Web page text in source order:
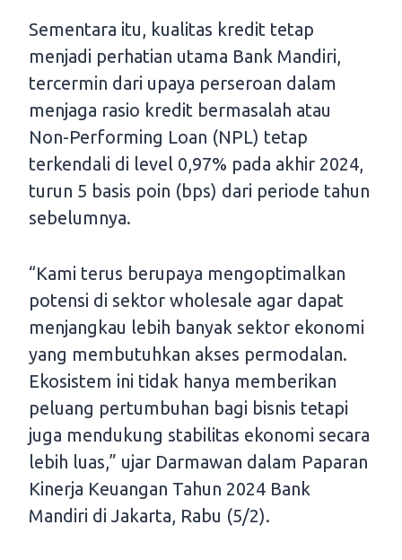
Sementara itu, kualitas kredit tetap
menjadi perhatian utama Bank Mandiri,
tercermin dari upaya perseroan dalam
menjaga rasio kredit bermasalah atau
Non-Performing Loan (NPL) tetap
terkendali di level 0,97% pada akhir 2024,
turun 5 basis poin (bps) dari periode tahun
sebelumnya.
“Kami terus berupaya mengoptimalkan
potensi di sektor wholesale agar dapat
menjangkau lebih banyak sektor ekonomi
yang membutuhkan akses permodalan.
Ekosistem ini tidak hanya memberikan
peluang pertumbuhan bagi bisnis tetapi
juga mendukung stabilitas ekonomi secara
lebih luas,” ujar Darmawan dalam Paparan
Kinerja Keuangan Tahun 2024 Bank
Mandiri di Jakarta, Rabu (5/2).